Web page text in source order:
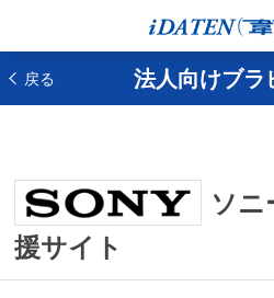
戻る 法人向けブラ
ソニ
援サイト